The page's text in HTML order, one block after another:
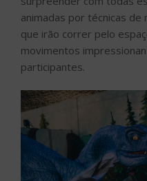
animadas por técnicas de
que irão correr pelo
movimentos
participantes.